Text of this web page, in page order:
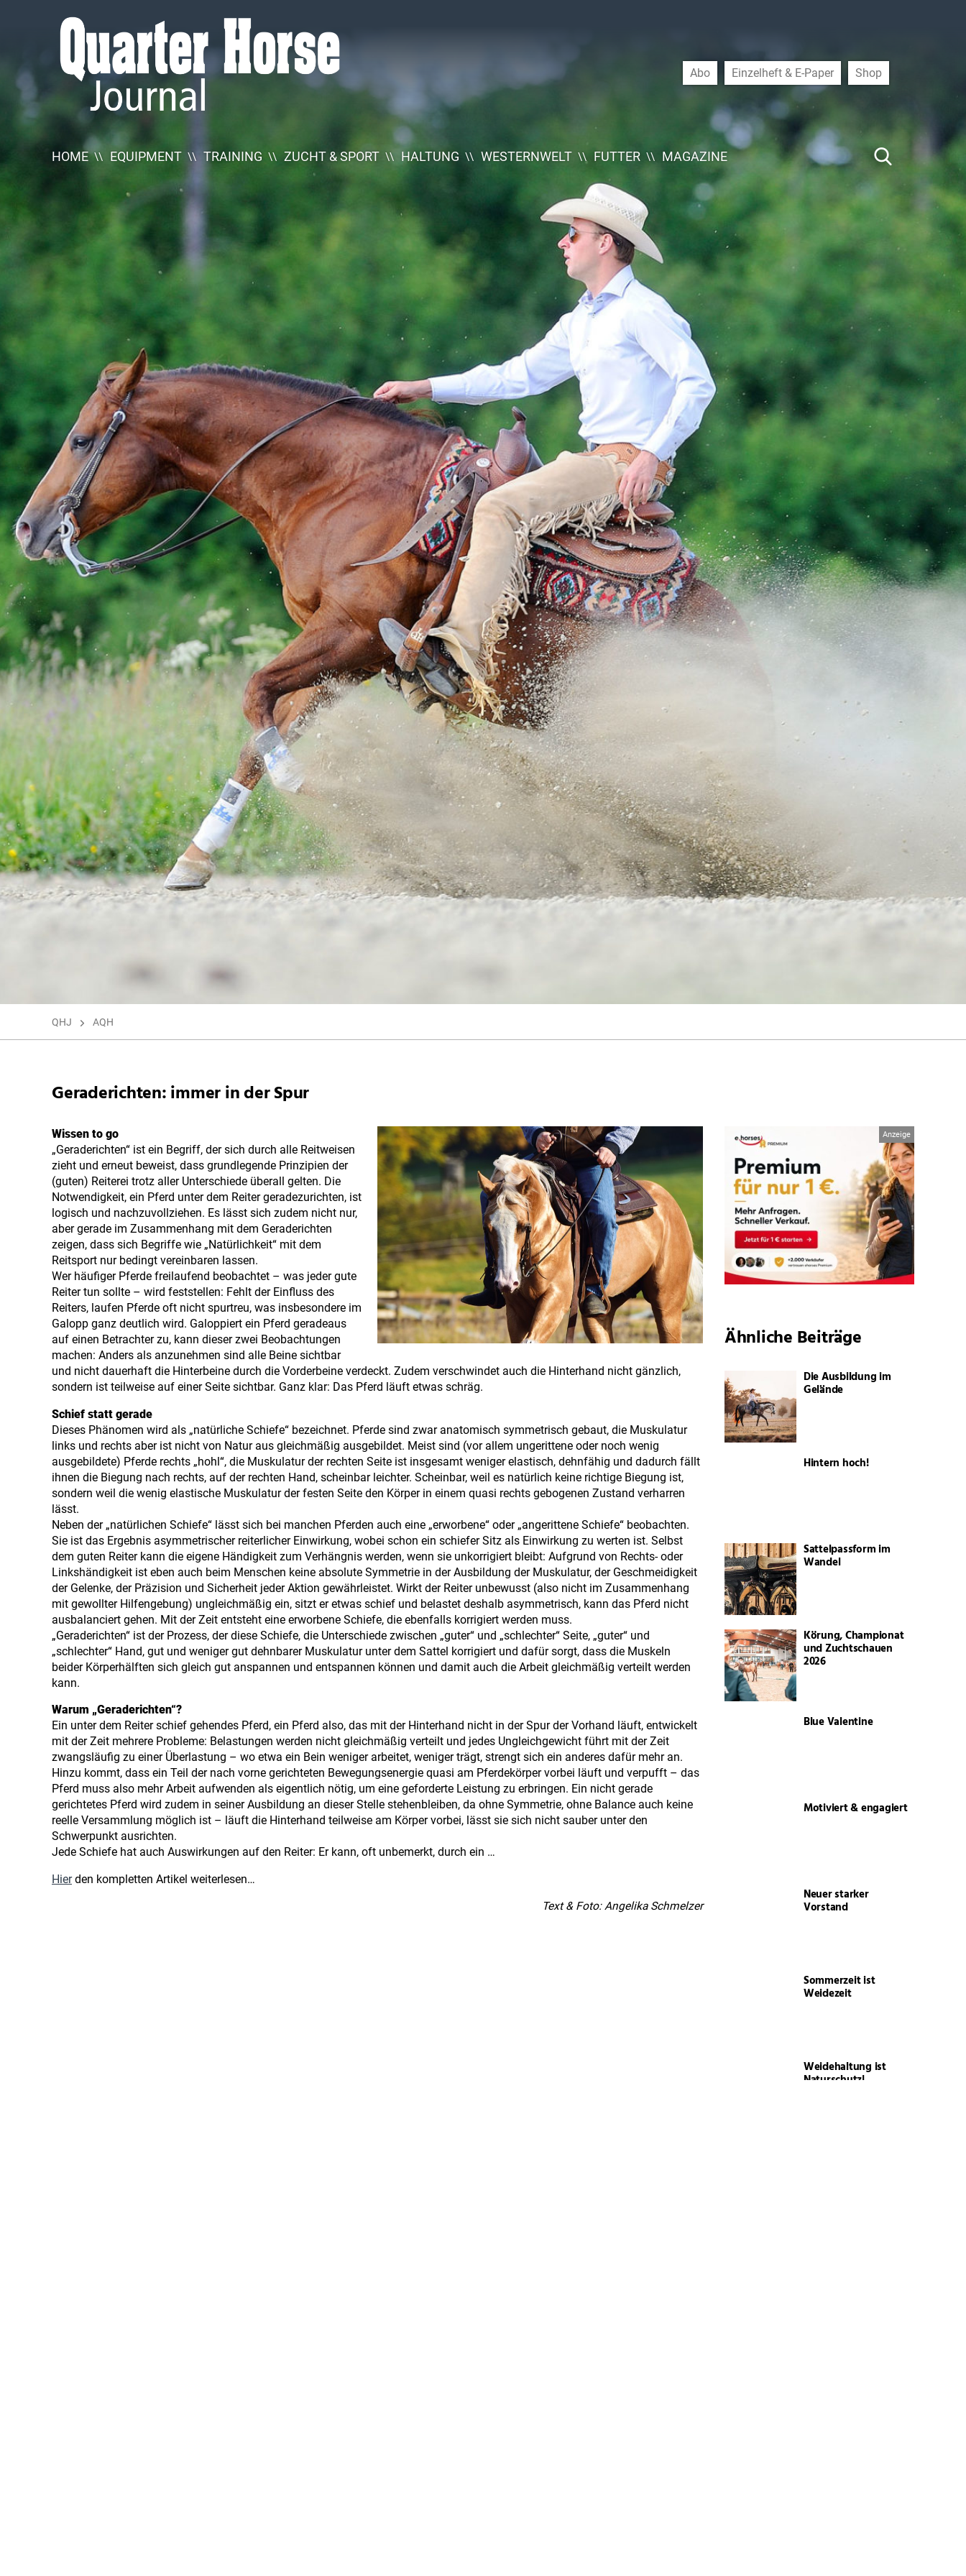
Quarter
Journal
HOME EQUIPMENT TRAINING ZUCHT & SPORT HALTUNG WESTERNWELT FUTTER MAGAZINE
Abo Einzelheft & E-Paper Shop
QHJ AQH
Geraderichten: immer in der Spur
Wissen to go
„Geraderichten“ ist ein Begriff, der sich durch alle Reitweisen
zieht und erneut beweist, dass grundlegende Prinzipien der
(guten) Reiterei trotz aller Unterschiede überall gelten. Die
Notwendigkeit, ein Pferd unter dem Reiter geradezurichten, ist
logisch und nachzuvollziehen. Es lässt sich zudem nicht nur,
aber gerade im Zusammenhang mit dem Geraderichten
zeigen, dass sich Begriffe wie „Natürlichkeit“ mit dem
Reitsport nur bedingt vereinbaren lassen.
Wer häufiger Pferde freilaufend beobachtet – was jeder gute
Reiter tun sollte – wird feststellen: Fehlt der Einfluss des
Reiters, laufen Pferde oft nicht spurtreu, was insbesondere im
Galopp ganz deutlich wird. Galoppiert ein Pferd geradeaus
auf einen Betrachter zu, kann dieser zwei Beobachtungen
machen: Anders als anzunehmen sind alle Beine sichtbar
und nicht dauerhaft die Hinterbeine durch die Vorderbeine verdeckt. Zudem verschwindet auch die Hinterhand nicht gänzlich,
sondern ist teilweise auf einer Seite sichtbar. Ganz klar: Das Pferd läuft etwas schräg.
Schief statt gerade
Dieses Phänomen wird als „natürliche Schiefe“ bezeichnet. Pferde sind zwar anatomisch symmetrisch gebaut, die Muskulatur
links und rechts aber ist nicht von Natur aus gleichmäßig ausgebildet. Meist sind (vor allem ungerittene oder noch wenig
ausgebildete) Pferde rechts „hohl“, die Muskulatur der rechten Seite ist insgesamt weniger elastisch, dehnfähig und dadurch fällt
ihnen die Biegung nach rechts, auf der rechten Hand, scheinbar leichter. Scheinbar, weil es natürlich keine richtige Biegung ist,
sondern weil die wenig elastische Muskulatur der festen Seite den Körper in einem quasi rechts gebogenen Zustand verharren
lässt.
Neben der „natürlichen Schiefe“ lässt sich bei manchen Pferden auch eine „erworbene“ oder „angerittene Schiefe“ beobachten.
Sie ist das Ergebnis asymmetrischer reiterlicher Einwirkung, wobei schon ein schiefer Sitz als Einwirkung zu werten ist. Selbst
dem guten Reiter kann die eigene Händigkeit zum Verhängnis werden, wenn sie unkorrigiert bleibt: Aufgrund von Rechts- oder
Linkshändigkeit ist eben auch beim Menschen keine absolute Symmetrie in der Ausbildung der Muskulatur, der Geschmeidigkeit
der Gelenke, der Präzision und Sicherheit jeder Aktion gewährleistet. Wirkt der Reiter unbewusst (also nicht im Zusammenhang
mit gewollter Hilfengebung) ungleichmäßig ein, sitzt er etwas schief und belastet deshalb asymmetrisch, kann das Pferd nicht
ausbalanciert gehen. Mit der Zeit entsteht eine erworbene Schiefe, die ebenfalls korrigiert werden muss.
„Geraderichten“ ist der Prozess, der diese Schiefe, die Unterschiede zwischen „guter“ und „schlechter“ Seite, „guter“ und
„schlechter“ Hand, gut und weniger gut dehnbarer Muskulatur unter dem Sattel korrigiert und dafür sorgt, dass die Muskeln
beider Körperhälften sich gleich gut anspannen und entspannen können und damit auch die Arbeit gleichmäßig verteilt werden
kann.
Warum „Geraderichten“?
Ein unter dem Reiter schief gehendes Pferd, ein Pferd also, das mit der Hinterhand nicht in der Spur der Vorhand läuft, entwickelt
mit der Zeit mehrere Probleme: Belastungen werden nicht gleichmäßig verteilt und jedes Ungleichgewicht führt mit der Zeit
zwangsläufig zu einer Überlastung – wo etwa ein Bein weniger arbeitet, weniger trägt, strengt sich ein anderes dafür mehr an.
Hinzu kommt, dass ein Teil der nach vorne gerichteten Bewegungsenergie quasi am Pferdekörper vorbei läuft und verpufft – das
Pferd muss also mehr Arbeit aufwenden als eigentlich nötig, um eine geforderte Leistung zu erbringen. Ein nicht gerade
gerichtetes Pferd wird zudem in seiner Ausbildung an dieser Stelle stehenbleiben, da ohne Symmetrie, ohne Balance auch keine
reelle Versammlung möglich ist – läuft die Hinterhand teilweise am Körper vorbei, lässt sie sich nicht sauber unter den
Schwerpunkt ausrichten.
Jede Schiefe hat auch Auswirkungen auf den Reiter: Er kann, oft unbemerkt, durch ein …
Hierden kompletten Artikel weiterlesen…
Text & Foto: Angelika Schmelzer
Ähnliche Beiträge
Die Ausbildung im
Gelände
Hintern hoch!
Sattelpassform im
Wandel
Körung, Championat
und Zuchtschauen
2026
Blue Valentine
Motiviert & engagiert
Neuer starker
Vorstand
Sommerzeit ist
Weidezeit
Weidehaltung ist
Naturschutz!